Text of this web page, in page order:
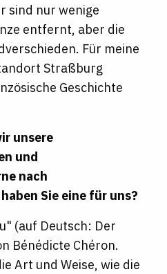
sind nur wenige
entfernt, aber die
Für meine
Straßburg
Geschichte
unsere
und
nach
Sie eine für uns?
(auf Deutsch: Der
Bénédicte Chéron.
Art und Weise, wie die